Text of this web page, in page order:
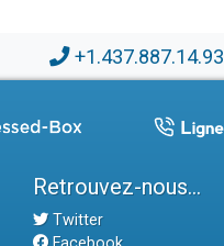
+1.437.887.14.93
Retrouvez-nous...
Twitter